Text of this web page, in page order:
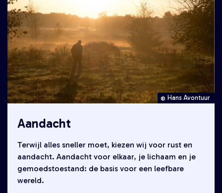
Hans Avontuur
Aandacht
Terwijl alles sneller moet, kiezen wij voor rust en
aandacht. Aandacht voor elkaar, je lichaam en je
gemoedstoestand: de basis voor een leefbare
wereld.